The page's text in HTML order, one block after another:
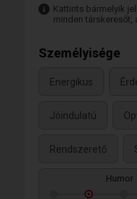
Kattints bármelyik
minden társkeresőt,
Személyisége
Energikus
Jóindulatú
Rendszerető
Humor